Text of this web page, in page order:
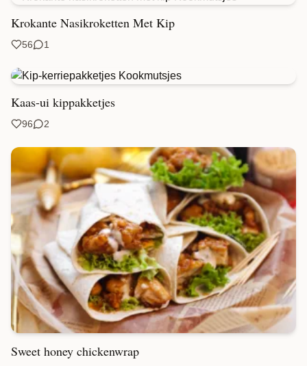
Krokante Nasikroketten Met Kip
56 1
Kaas-ui kippakketjes
96 2
Sweet honey chickenwrap